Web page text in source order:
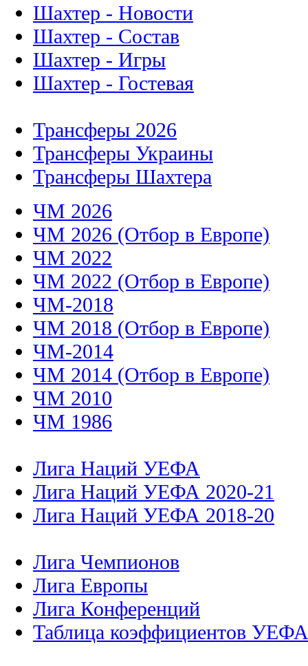
Шахтер - Новости
Шахтер - Состав
Шахтер - Игры
Шахтер - Гостевая
Трансферы 2026
Трансферы Украины
Трансферы Шахтера
ЧМ 2026
ЧМ 2026 (Отбор в Европе)
ЧМ 2022
ЧМ 2022 (Отбор в Европе)
ЧМ-2018
ЧМ 2018 (Отбор в Европе)
ЧМ-2014
ЧМ 2014 (Отбор в Европе)
ЧМ 2010
ЧМ 1986
Лига Наций УЕФА
Лига Наций УЕФА 2020-21
Лига Наций УЕФА 2018-20
Лига Чемпионов
Лига Европы
Лига Конференций
Таблица коэффициентов УЕФА